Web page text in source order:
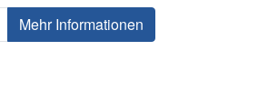
Mehr Informationen